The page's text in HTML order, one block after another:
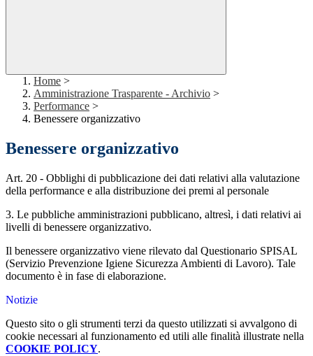
Home >
Amministrazione Trasparente - Archivio >
Performance >
Benessere organizzativo
Benessere organizzativo
Art. 20 - Obblighi di pubblicazione dei dati relativi alla valutazione
della performance e alla distribuzione dei premi al personale
3. Le pubbliche amministrazioni pubblicano, altresì, i dati relativi ai
livelli di benessere organizzativo.
Il benessere organizzativo viene rilevato dal Questionario SPISAL
(Servizio Prevenzione Igiene Sicurezza Ambienti di Lavoro). Tale
documento è in fase di elaborazione.
Notizie
Questo sito o gli strumenti terzi da questo utilizzati si avvalgono di
cookie necessari al funzionamento ed utili alle finalità illustrate nella
COOKIE POLICY.